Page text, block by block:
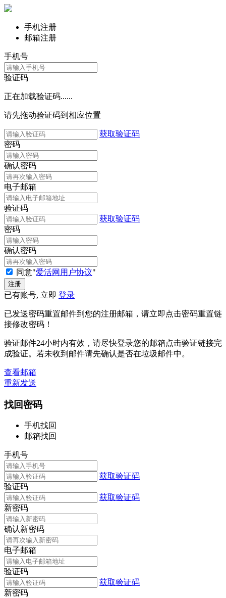
手机注册
邮箱注册
手机号
验证码
正在加载验证码......
请先拖动验证码到相应位置
获取验证码
密码
确认密码
电子邮箱
验证码
获取验证码
密码
确认密码
同意"爱活网用户协议"
已有账号, 立即 登录
已发送密码重置邮件到您的注册邮箱，请立即点击密码重置链
接修改密码！
验证邮件24小时内有效，请尽快登录您的邮箱点击验证链接完
成验证。若未收到邮件请先确认是否在垃圾邮件中。
查看邮箱
重新发送
找回密码
手机找回
邮箱找回
手机号
获取验证码
验证码
获取验证码
新密码
确认新密码
电子邮箱
验证码
获取验证码
新密码